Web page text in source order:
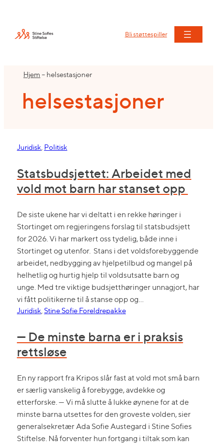
innhold
Bli støttespiller
Hjem – helsestasjoner
helsestasjoner
Juridisk, Politisk
Statsbudsjettet: Arbeidet med
vold mot barn har stanset opp
De siste ukene har vi deltatt i en rekke høringer i
Stortinget om regjeringens forslag til statsbudsjett
for 2026. Vi har markert oss tydelig, både inne i
Stortinget og utenfor. Stans i det voldsforebyggende
arbeidet, nedbygging av hjelpetilbud og mangel på
helhetlig og hurtig hjelp til voldsutsatte barn og
unge. Med tre viktige budsjetthøringer unnagjort, har
vi fått politikerne til å stanse opp og…
Juridisk, Stine Sofie Foreldrepakke
— De minste barna er i praksis
rettsløse
En ny rapport fra Kripos slår fast at vold mot små barn
er særlig vanskelig å forebygge, avdekke og
etterforske. — Vi må slutte å lukke øynene for at de
minste barna utsettes for den groveste volden, sier
generalsekretær Ada Sofie Austegard i Stine Sofies
Stiftelse. Nå forventer hun fortgang i tiltak som kan